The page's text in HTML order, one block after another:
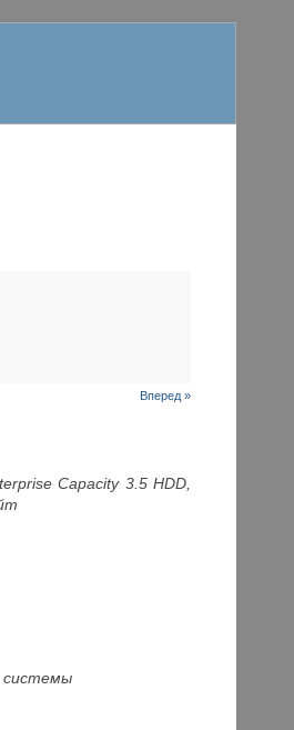
Вперед »
Capacity 3.5 HDD,
системы